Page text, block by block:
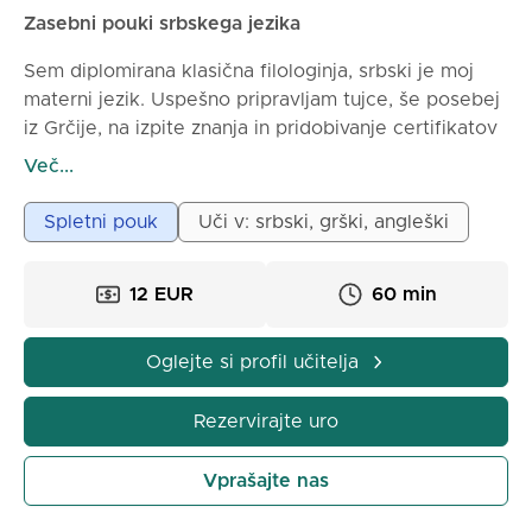
mesečno.
- Nevena (diplomirana učiteljica srbščine in
književnosti)
Zasebni pouki srbskega jezika
Sem diplomirana klasična filologinja, srbski je moj
materni jezik. Uspešno pripravljam tujce, še posebej
iz Grčije, na izpite znanja in pridobivanje certifikatov
za vse nivoje. Uspešno delam in sodelujem tudi z
vedno vnesti nekaj zanimive »iskre« iz srbskega
jezika (književnost, priporočam primerne knjige in
pesmi, film, serije, posebej pripravljen mini material
pouki so večinoma on line.
Več...
Spletni pouk Uči v: srbski, grški, angleški
12 EUR 60 min
Oglejte si profil učitelja
Rezervirajte uro
Vprašajte nas